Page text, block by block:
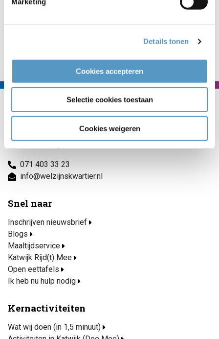
Details tonen
Cookies accepteren
Selectie cookies toestaan
Cookies weigeren
071 403 33 23
info@welzijnskwartier.nl
Snel naar
Inschrijven nieuwsbrief
Blogs
Maaltijdservice
Katwijk Rijd(t) Mee
Open eettafels
Ik heb nu hulp nodig
Kernactiviteiten
Wat wij doen (in 1,5 minuut)